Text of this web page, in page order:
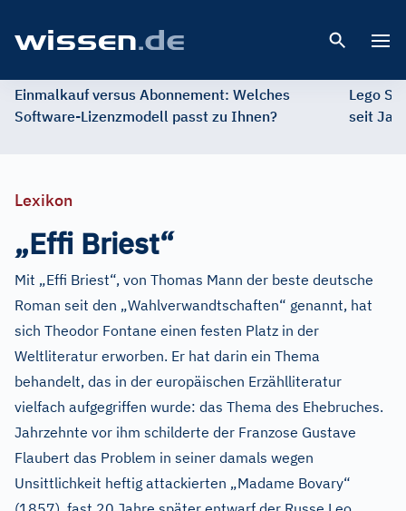
Einmalkauf versus Abonnement: Welches
Software-Lizenzmodell passt zu Ihnen?
Lego
seit
Lexikon
„Effi Briest“
Mit „Effi Briest“, von Thomas Mann der beste deutsche
Roman seit den „Wahlverwandtschaften“ genannt, hat
sich Theodor Fontane einen festen Platz in der
Weltliteratur erworben. Er hat darin ein Thema
behandelt, das in der europäischen Erzählliteratur
vielfach aufgegriffen wurde: das Thema des Ehebruches.
Jahrzehnte vor ihm schilderte der Franzose Gustave
Flaubert das Problem in seiner damals wegen
Unsittlichkeit heftig attackierten „Madame Bovary“